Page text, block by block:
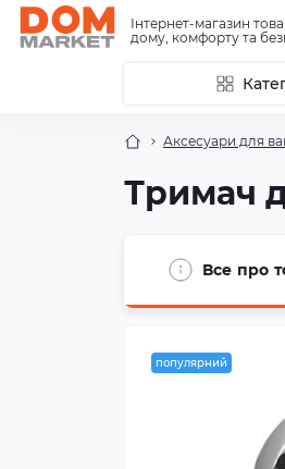
Інтернет-магазин
дому, комфорту та
Аксесуари для
Тримач
Все про
популярний